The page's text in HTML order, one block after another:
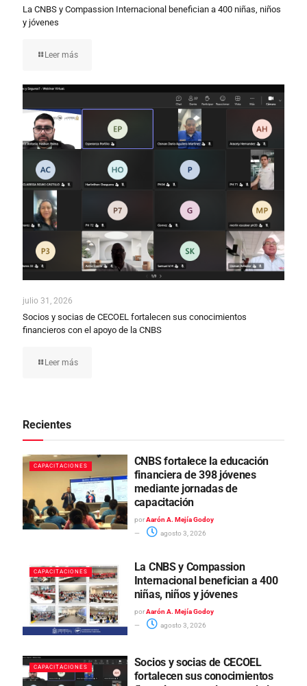
La CNBS y Compassion Internacional benefician a 400 niñas, niños
y jóvenes
Leer más
julio 31, 2026
Socios y socias de CECOEL fortalecen sus conocimientos
financieros con el apoyo de la CNBS
Leer más
Recientes
CAPACITACIONES
CNBS fortalece la educación
financiera de 398 jóvenes
mediante jornadas de
capacitación
por Aarón A. Mejía Godoy
agosto 3, 2026
CAPACITACIONES
La CNBS y Compassion
Internacional benefician a 400
niñas, niños y jóvenes
por Aarón A. Mejía Godoy
agosto 3, 2026
CAPACITACIONES
Socios y socias de CECOEL
fortalecen sus conocimientos